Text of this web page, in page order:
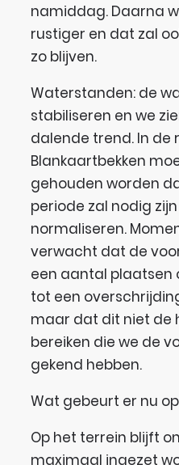
namiddag. Daarna
rustiger en dat zal
zo blijven.
Waterstanden: de
stabiliseren en we
dalende trend. In de
Blankaartbekken
gehouden worden
periode zal nodig
normaliseren.
verwacht dat de
een aantal plaatsen
tot een
maar dat dit niet de
bereiken die we de
gekend hebben.
Wat gebeurt er nu
Op het terrein blijft
maximaal ingezet